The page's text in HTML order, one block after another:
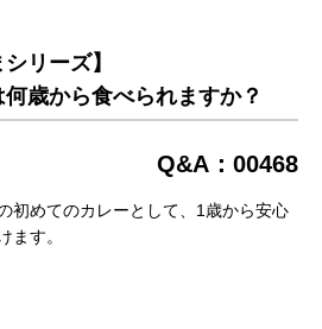
リーズ】
歳から食べられますか？
Q&A：00468
初めてのカレーとして、1歳から安心
ます。